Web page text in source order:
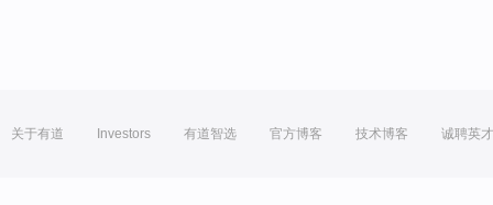
关于有道 Investors 有道智选 官方博客 技术博客 诚聘英才